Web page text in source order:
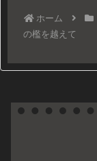
ホーム
の檻を越えて